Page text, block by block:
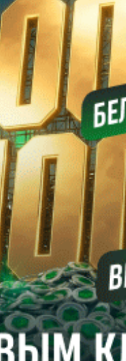
Использовать форму
соглашения
данных согласно
доступа
могут оставлять